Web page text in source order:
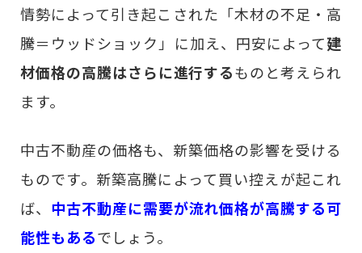
情勢によって引き起こされた「木材の不足・高
騰＝ウッドショック」に加え、円安によって建
材価格の高騰はさらに進行するものと考えられ
ます。
中古不動産の価格も、新築価格の影響を受ける
ものです。新築高騰によって買い控えが起これ
ば、 中古不動産に需要が流れ価格が高騰する可
能性もあるでしょう。